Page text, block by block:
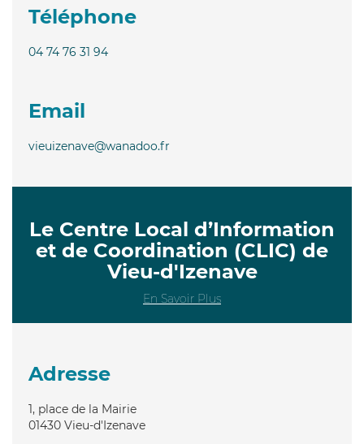
Téléphone
04 74 76 31 94
Email
vieuizenave@wanadoo.fr
Le Centre Local d’Information
et de Coordination (CLIC) de
Vieu-d'Izenave
En Savoir Plus
Adresse
1, place de la Mairie
01430 Vieu-d'Izenave